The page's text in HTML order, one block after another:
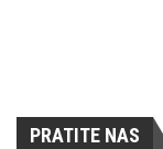
PRATITE NAS